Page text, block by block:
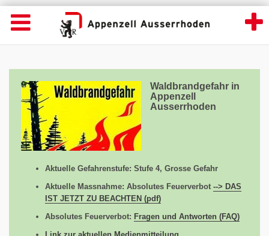
Home - Appenzell Ausserrhoden
Wichtige
Seiten
Home
Inhalt
Kontakt
Sitemap
Metanavigation
Navigation öffnen
Waldbrandgefahr in
Appenzell
Ausserrhoden
Aktuelle Gefahrenstufe: Stufe 4, Grosse Gefahr
Aktuelle Massnahme: Absolutes Feuerverbot --> DAS
IST JETZT ZU BEACHTEN (pdf)
Absolutes Feuerverbot: Fragen und Antworten (FAQ)